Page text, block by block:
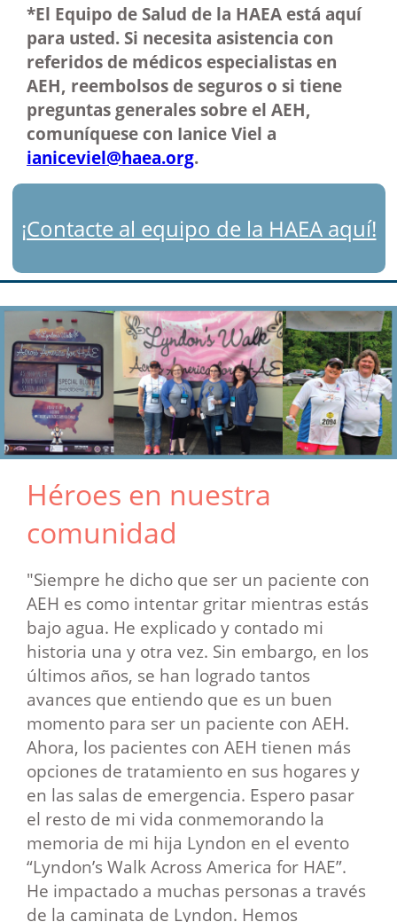
*El Equipo de Salud de la HAEA está aquí
para usted. Si necesita asistencia con
referidos de médicos especialistas en
AEH, reembolsos de seguros o si tiene
preguntas generales sobre el AEH,
comuníquese con Ianice Viel a
ianiceviel@haea.org.
¡Contacte al equipo de la HAEA aquí!
Héroes en nuestra
comunidad
"Siempre he dicho que ser un paciente con
AEH es como intentar gritar mientras estás
bajo agua. He explicado y contado mi
historia una y otra vez. Sin embargo, en los
últimos años, se han logrado tantos
avances que entiendo que es un buen
momento para ser un paciente con AEH.
Ahora, los pacientes con AEH tienen más
opciones de tratamiento en sus hogares y
en las salas de emergencia. Espero pasar
el resto de mi vida conmemorando la
memoria de mi hija Lyndon en el evento
“Lyndon’s Walk Across America for HAE”.
He impactado a muchas personas a través
de la caminata de Lyndon. Hemos